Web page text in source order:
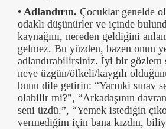
• Adlandırın. Çocuklar genelde
odaklı düşünürler ve içinde
kaynağını, nereden geldiğini
gelmez. Bu yüzden, bazen onun
adlandırabilirsiniz. İyi bir gözlem
neye üzgün/öfkeli/kaygılı
bunu dile getirin: “Yarınki sınav
olabilir mi?”, “Arkadaşının
seni üzdü.”, “Yemek istediğin
vermediğim için bana kızdın,